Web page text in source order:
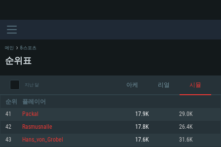
시스템 요구사항
메인 E-스포츠
순위표
지난 달 아케 리얼 시뮬
순위 플레이어
41 Packal 17.9K 29.0K
42 Rasmusnalle 17.8K 26.4K
43 Hans_von_Grobel 17.6K 31.6K